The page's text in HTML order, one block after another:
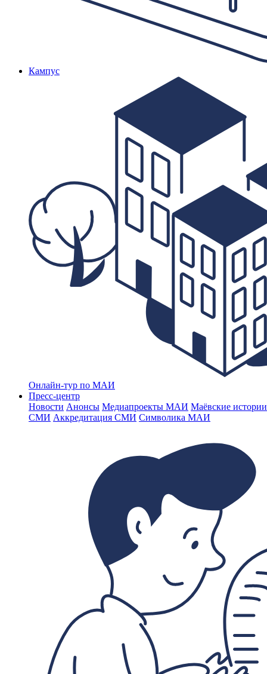
Кампус
Онлайн-тур по МАИ
Пресс-центр
Новости Анонсы Медиапроекты МАИ Маёвские
СМИ Аккредитация СМИ Символика МАИ